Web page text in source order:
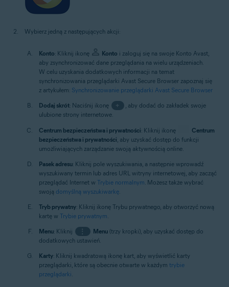
Wybierz jedną z następujących akcji:
Konto: Kliknij ikonę Konto i zaloguj się na swoje Konto Avast,
aby zsynchronizować dane przeglądania na wielu urządzeniach.
W celu uzyskania dodatkowych informacji na temat
synchronizowania przeglądarki Avast Secure Browser zapoznaj się
z artykułem: Synchronizowanie przeglądarki Avast Secure Browser
Dodaj skrót: Naciśnij ikonę +
, aby dodać do zakładek swoje
ulubione strony internetowe.
Centrum bezpieczeństwa i prywatności: Kliknij ikonę
Centrum
bezpieczeństwa i prywatności, aby uzyskać dostęp do funkcji
umożliwiających zarządzanie swoją aktywnością online.
Pasek adresu: Kliknij pole wyszukiwania, a następnie wprowadź
wyszukiwany termin lub adres URL witryny internetowej, aby zacząć
przeglądać Internet w Trybie normalnym. Możesz także wybrać
swoją domyślną wyszukiwarkę.
Tryb prywatny: Kliknij ikonę Trybu prywatnego, aby otworzyć nową
kartę w Trybie prywatnym.
Menu: Kliknij ⋮ Menu(trzy kropki), aby uzyskać dostęp do
dodatkowych ustawień.
Karty: Kliknij kwadratową ikonę kart, aby wyświetlić karty
przeglądarki, które są obecnie otwarte w każdym trybie
przeglądarki.